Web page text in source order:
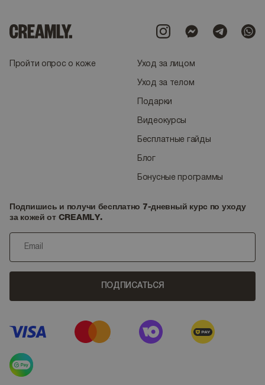
Пройти опрос о коже Уход за лицом
Уход за телом
Подарки
Видеокурсы
Бесплатные гайды
Блог
Бонусные программы
Подпишись и получи бесплатно 7-дневный курс по уходу
за кожей от CREAMLY.
ПОДПИСАТЬСЯ